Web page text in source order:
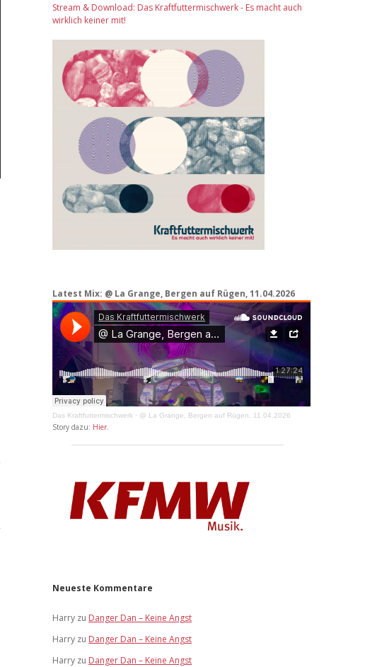
Stream & Download: Das Kraftfuttermischwerk - Es macht auch
wirklich keiner mit!
Latest Mix: @ La Grange, Bergen auf Rügen, 11.04.2026
Das Kraftfuttermischwerk · @ La Grange, Bergen auf Rügen, 11.04.2026
Story dazu: Hier.
Neueste Kommentare
Harry zu Danger Dan – Keine Angst
Harry zu Danger Dan – Keine Angst
Harry zu Danger Dan – Keine Angst